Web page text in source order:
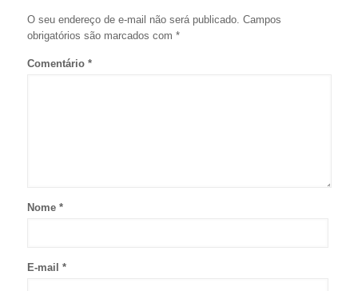
O seu endereço de e-mail não será publicado. Campos
obrigatórios são marcados com *
Comentário *
Nome *
E-mail *